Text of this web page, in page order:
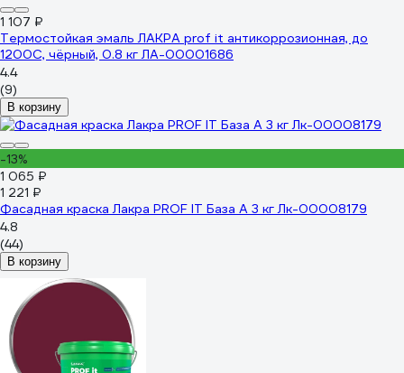
1 107 ₽
Термостойкая эмаль ЛАКРА prof it антикоррозионная, до
1200С, чёрный, 0.8 кг ЛА-00001686
4.4
(9)
В корзину
-13%
1 065 ₽
1 221 ₽
Фасадная краска Лакра PROF IT База А 3 кг Лк-00008179
4.8
(44)
В корзину